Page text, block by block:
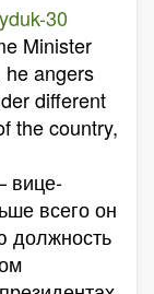
30
Minister
angers
different
the country,
вице-
всего он
должность